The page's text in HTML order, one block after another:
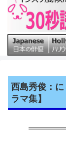
西島秀俊：
ラマ集】